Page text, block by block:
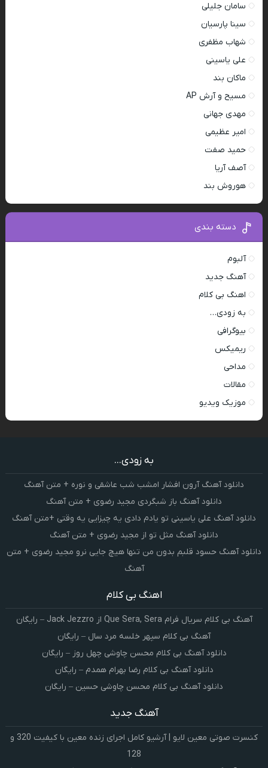
سامان جلیلی
سینا پارسیان
شهاب مظفری
علی یاسینی
ماکان بند
مسیح و آرش AP
مهدی جهانی
امیر عظیمی
حمید صفت
آصف آریا
هوروش بند
دسته بندی
آلبوم
آهنگ جدید
اهنگ بی کلام
به زودی…
بیوگرافی
ریمیکس
مداحی
مقالات
موزیک ویدیو
به زودی...
دانلود آهنگ آرون افشار امشب شب عاشقی و نوره + متن آهنگ
دانلود آهنگ باز شبگردی مجید رضوی + متن آهنگ
دانلود آهنگ علی یاسینی تو یادم دادی یه چیزایی یه وقتی +متن آهنگ
دانلود آهنگ مثل تو از مجید رضوی + متن آهنگ
دانلود آهنگ حسود قلبم بدون من تنها هیچ جایی نرو مجید رضوی + متن
آهنگ
اهنگ بی کلام
آهنگ بی کلام سریال فرام Que Sera, Sera از Jack Jezzro – رایگان
آهنگ بی کلام سپهر خلسه مرد سال – رایگان
دانلود آهنگ بی کلام محسن چاوشی چهل روز – رایگان
دانلود آهنگ بی کلام رضا بهرام همدم – رایگان
دانلود آهنگ بی کلام محسن چاوشی حسین – رایگان
آهنگ جدید
کنسرت صوتی معین لایو | آرشیو کامل اجرای زنده معین با کیفیت 320 و
128